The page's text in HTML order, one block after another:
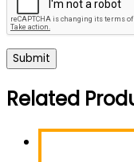
Related